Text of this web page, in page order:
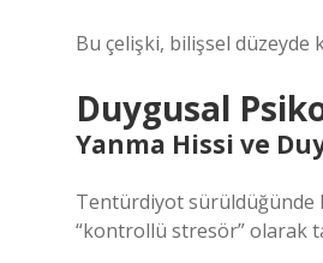
Bu çelişki, bilişsel düzeyde
Duygusal
Yanma Hissi ve
Tentürdiyot sürüldüğünde
“kontrollü stresör” olarak